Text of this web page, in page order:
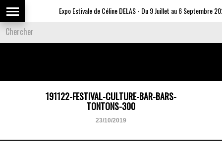
Expo Estivale de Céline DELAS - Du 9 Juillet au 6 Septembre
191122-FESTIVAL-CULTURE-BAR-BARS-
TONTONS-300
23/10/2019